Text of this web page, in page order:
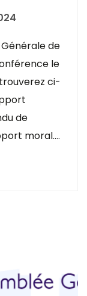
de
le
ci-
de
moral….